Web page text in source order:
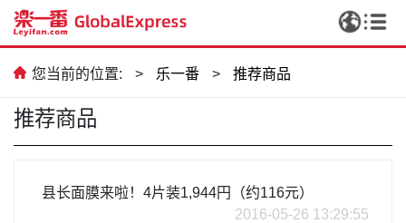
您当前的位置: > 乐一番 > 推荐商品
推荐商品
县长面膜来啦！4片装1,944円（约116元）
2016-05-26 13:29:55